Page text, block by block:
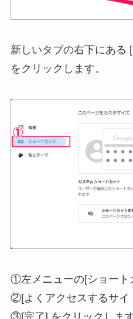
新しいタブの右下にある
をクリックします。
①左メニューの[ショート
②[よくアクセスするサイ